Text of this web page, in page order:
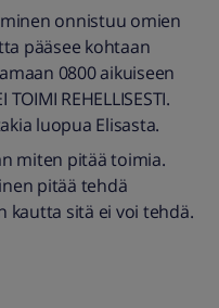
onnistuu omien
pääsee kohtaan
0800 aikuiseen
REHELLISESTI.
luopua Elisasta.
miten pitää toimia.
pitää tehdä
kautta sitä ei voi tehdä.